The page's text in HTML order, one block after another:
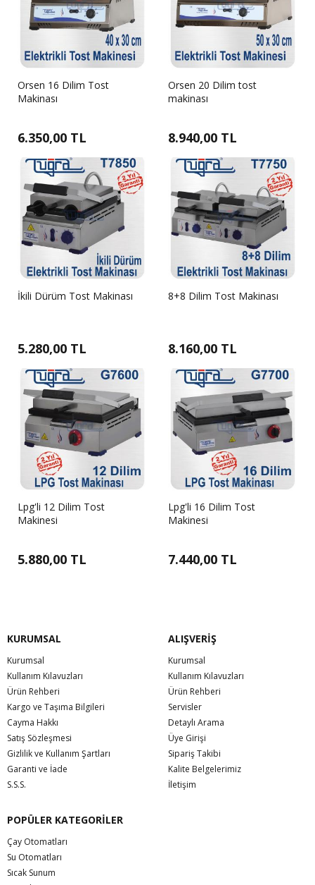
Orsen 16 Dilim Tost
Makinası
6.350,00 TL
Orsen 20 Dilim tost
makinası
8.940,00 TL
İkili Dürüm Tost Makinası
5.280,00 TL
8+8 Dilim Tost Makinası
8.160,00 TL
Lpg'li 12 Dilim Tost
Makinesi
5.880,00 TL
Lpg'li 16 Dilim Tost
Makinesi
7.440,00 TL
KURUMSAL
Kurumsal
Kullanım Kılavuzları
Ürün Rehberi
Kargo ve Taşıma Bilgileri
Cayma Hakkı
Satış Sözleşmesi
Gizlilik ve Kullanım Şartları
Garanti ve İade
S.S.S.
ALIŞVERİŞ
Kurumsal
Kullanım Kılavuzları
Ürün Rehberi
Servisler
Detaylı Arama
Üye Girişi
Sipariş Takibi
Kalite Belgelerimiz
İletişim
POPÜLER KATEGORİLER
Çay Otomatları
Su Otomatları
Sıcak Sunum